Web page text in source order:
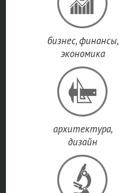
бизнес, финансы,
экономика
архитектура,
дизайн